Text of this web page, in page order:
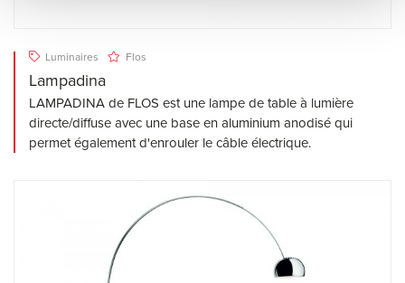
Luminaires Flos
Lampadina
LAMPADINA de FLOS est une lampe de table à lumière
directe/diffuse avec une base en aluminium anodisé qui
permet également d'enrouler le câble électrique.